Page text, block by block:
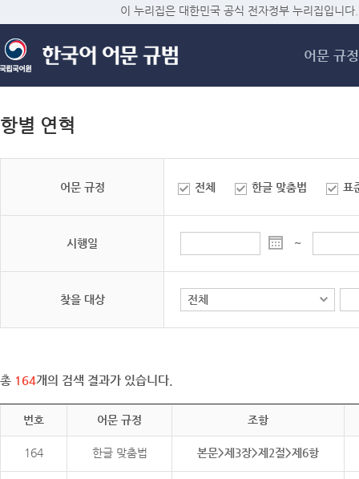
메
이 누리집은 대한민국 공식 전자정부 누리집입니다.
어문 규정
항별 연혁
어문 규정 전체 한글 맞춤법 표
시행일 ~
찾을 대상
총 164개의 검색 결과가 있습니다.
번호 어문 규정 조항
164 한글 맞춤법 본문>제3장>제2절>제6항